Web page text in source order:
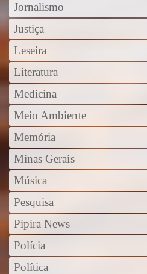
Jornalismo
Justiça
Leseira
Literatura
Medicina
Meio Ambiente
Memória
Minas Gerais
Música
Pesquisa
Pipira News
Polícia
Política